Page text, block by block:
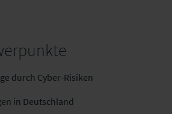
durch Cyber-Risiken
in Deutschland